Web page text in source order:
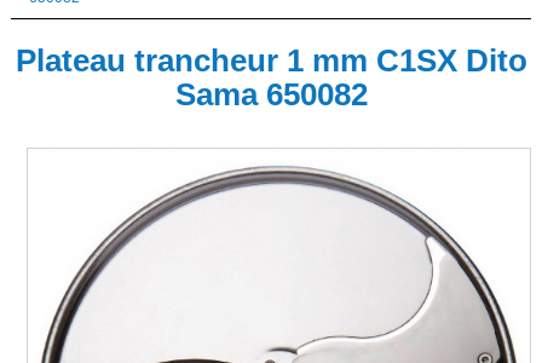
Plateau trancheur 1 mm C1SX Dito
Sama 650082